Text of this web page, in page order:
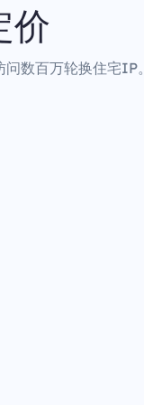
价
问数百万轮换住宅IP